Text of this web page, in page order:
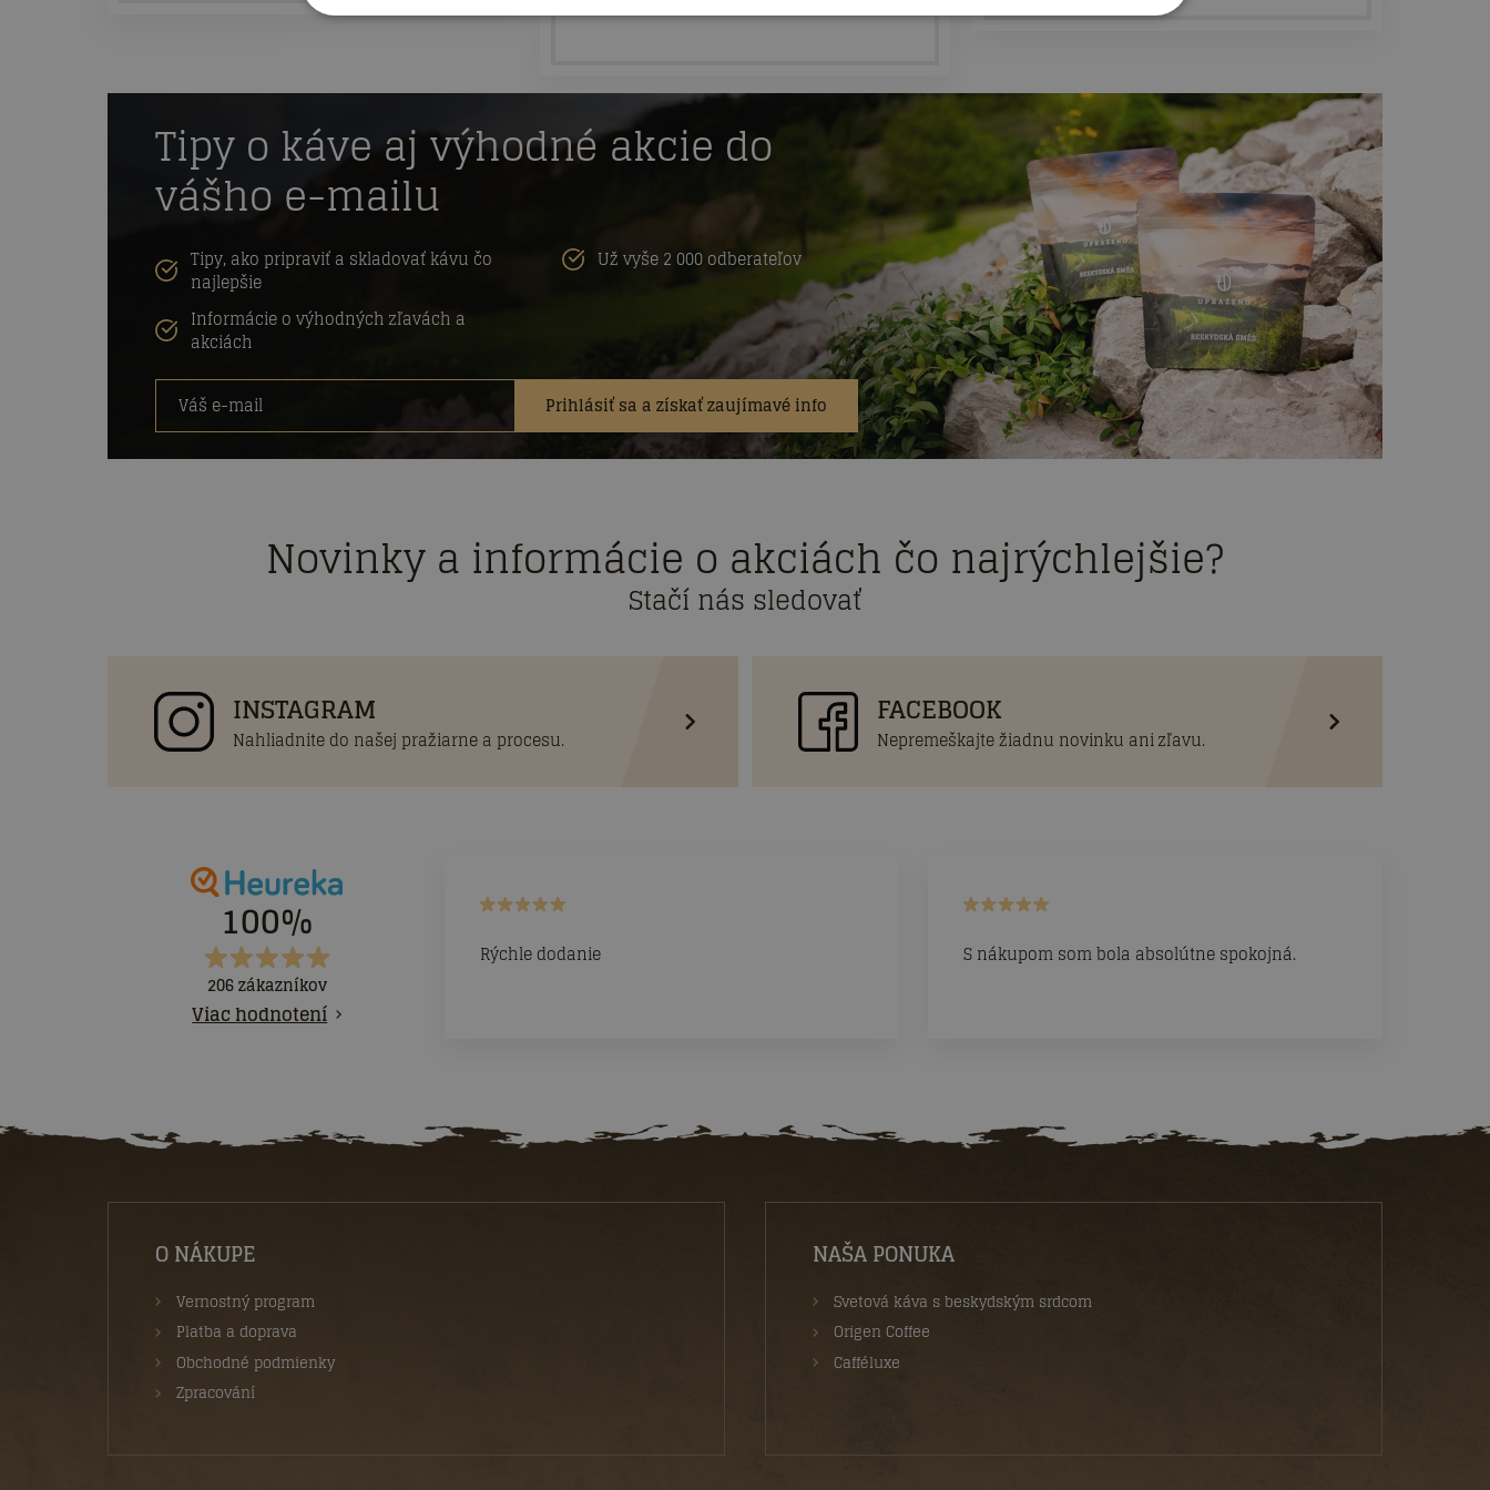
Tipy o káve aj výhodné akcie do
vášho e-mailu
Tipy, ako pripraviť a skladovať kávu čo
najlepšie
Informácie o výhodných zľavách a
akciách
Už vyše 2 000 odberateľov
Prihlásiť sa a získať zaujímavé info
Novinky a informácie o akciách čo najrýchlejšie?
Stačí nás sledovať
INSTAGRAM
Nahliadnite do našej pražiarne a procesu.
FACEBOOK
Nepremeškajte žiadnu novinku ani zľavu.
100%
206 zákazníkov
Viac hodnotení
Rýchle dodanie S nákupom som bola absolútne spokojná.
O NÁKUPE
Vernostný program
Platba a doprava
Obchodné podmienky
Zpracování
NAŠA PONUKA
Svetová káva s beskydským srdcom
Origen Coffee
Cafféluxe